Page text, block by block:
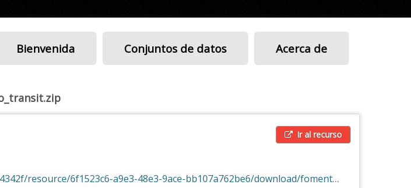
Bienvenida Conjuntos de datos Acerca de
Ir al recurso
6f1523c6-a9e3-48e3-9ace-bb107a762be6/download/fomento_transit.zip